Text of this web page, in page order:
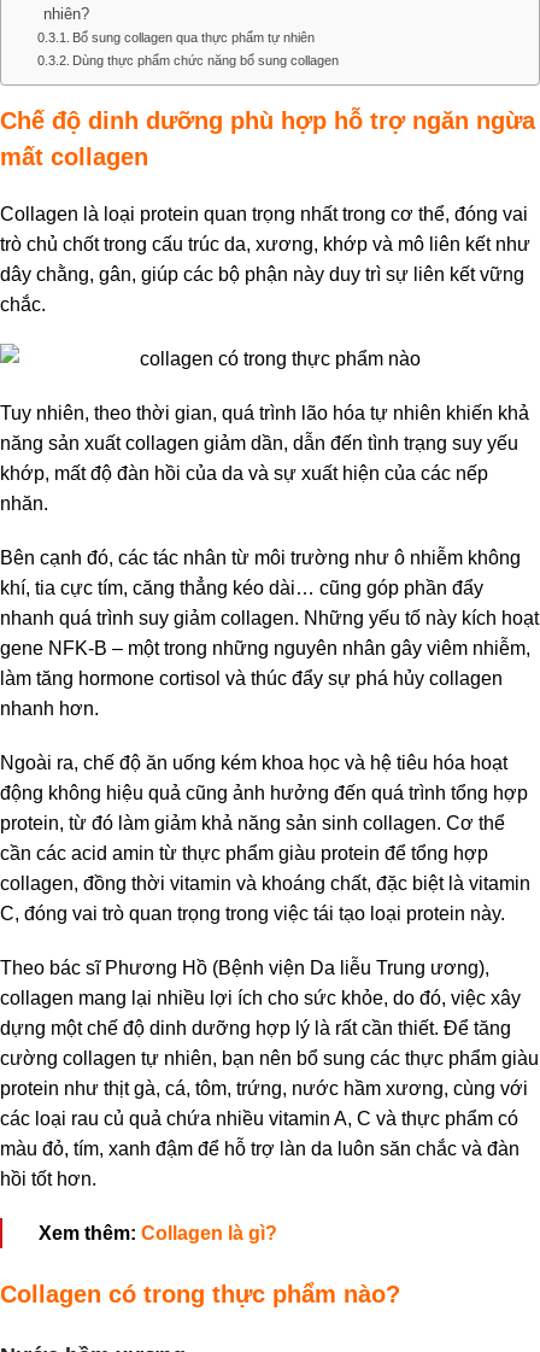
nhiên?
Bổ sung collagen qua thực phẩm tự nhiên
Dùng thực phẩm chức năng bổ sung collagen
Chế độ dinh dưỡng phù hợp hỗ trợ ngăn ngừa
mất collagen
Collagen là loại protein quan trọng nhất trong cơ thể, đóng vai
trò chủ chốt trong cấu trúc da, xương, khớp và mô liên kết như
dây chằng, gân, giúp các bộ phận này duy trì sự liên kết vững
chắc.
Tuy nhiên, theo thời gian, quá trình lão hóa tự nhiên khiến khả
năng sản xuất collagen giảm dần, dẫn đến tình trạng suy yếu
khớp, mất độ đàn hồi của da và sự xuất hiện của các nếp
nhăn.
Bên cạnh đó, các tác nhân từ môi trường như ô nhiễm không
khí, tia cực tím, căng thẳng kéo dài… cũng góp phần đẩy
nhanh quá trình suy giảm collagen. Những yếu tố này kích hoạt
gene NFK-B – một trong những nguyên nhân gây viêm nhiễm,
làm tăng hormone cortisol và thúc đẩy sự phá hủy collagen
nhanh hơn.
Ngoài ra, chế độ ăn uống kém khoa học và hệ tiêu hóa hoạt
động không hiệu quả cũng ảnh hưởng đến quá trình tổng hợp
protein, từ đó làm giảm khả năng sản sinh collagen. Cơ thể
cần các acid amin từ thực phẩm giàu protein để tổng hợp
collagen, đồng thời vitamin và khoáng chất, đặc biệt là vitamin
C, đóng vai trò quan trọng trong việc tái tạo loại protein này.
Theo bác sĩ Phương Hồ (Bệnh viện Da liễu Trung ương),
collagen mang lại nhiều lợi ích cho sức khỏe, do đó, việc xây
dựng một chế độ dinh dưỡng hợp lý là rất cần thiết. Để tăng
cường collagen tự nhiên, bạn nên bổ sung các thực phẩm giàu
protein như thịt gà, cá, tôm, trứng, nước hầm xương, cùng với
các loại rau củ quả chứa nhiều vitamin A, C và thực phẩm có
màu đỏ, tím, xanh đậm để hỗ trợ làn da luôn săn chắc và đàn
hồi tốt hơn.
Xem thêm: Collagen là gì?
Collagen có trong thực phẩm nào?